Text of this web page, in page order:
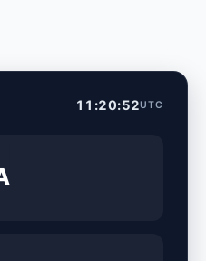
11:20:53UTC